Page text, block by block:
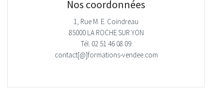
Nos coordonnées
1, Rue M. E. Coindreau
85000 LA ROCHE SUR YON
Tél. 02 51 46 08 09
contact[@]formations-vendee.com